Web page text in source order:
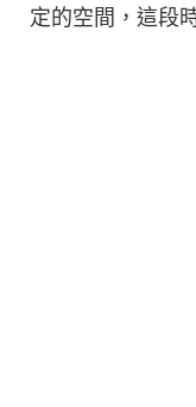
定的空間，這段